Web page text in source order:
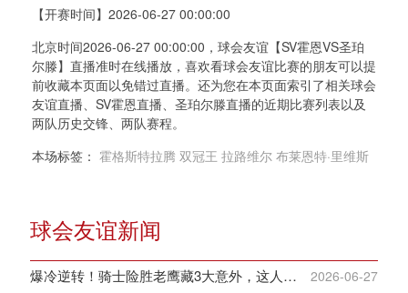
【开赛时间】 2026-06-27 00:00:00
北京时间2026-06-27 00:00:00，球会友谊【SV霍恩VS圣珀
尔滕】直播准时在线播放，喜欢看球会友谊比赛的朋友可以提
前收藏本页面以免错过直播。还为您在本页面索引了相关球会
友谊直播、SV霍恩直播、圣珀尔滕直播的近期比赛列表以及
两队历史交锋、两队赛程。
本场标签： 霍格斯特拉腾 双冠王 拉路维尔 布莱恩特·里维斯
球会友谊新闻
爆冷逆转！骑士险胜老鹰藏3大意外，这人彻底沦为季后赛鸡肋 2026-06-27